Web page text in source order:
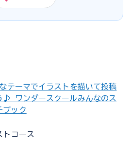
テーマでイラストを描いて投稿
♪ ワンダースクールみんなのス
ブック
トコース